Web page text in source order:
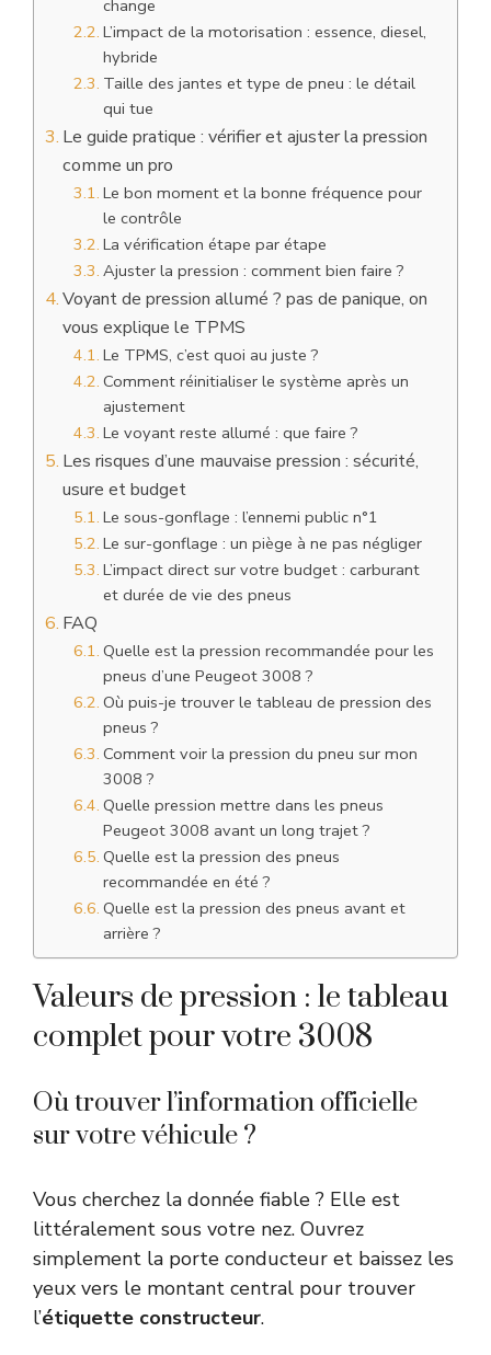
change
L’impact de la motorisation : essence, diesel,
hybride
Taille des jantes et type de pneu : le détail
qui tue
Le guide pratique : vérifier et ajuster la pression
comme un pro
Le bon moment et la bonne fréquence pour
le contrôle
La vérification étape par étape
Ajuster la pression : comment bien faire ?
Voyant de pression allumé ? pas de panique, on
vous explique le TPMS
Le TPMS, c’est quoi au juste ?
Comment réinitialiser le système après un
ajustement
Le voyant reste allumé : que faire ?
Les risques d’une mauvaise pression : sécurité,
usure et budget
Le sous-gonflage : l’ennemi public n°1
Le sur-gonflage : un piège à ne pas négliger
L’impact direct sur votre budget : carburant
et durée de vie des pneus
FAQ
Quelle est la pression recommandée pour les
pneus d’une Peugeot 3008 ?
Où puis-je trouver le tableau de pression des
pneus ?
Comment voir la pression du pneu sur mon
3008 ?
Quelle pression mettre dans les pneus
Peugeot 3008 avant un long trajet ?
Quelle est la pression des pneus
recommandée en été ?
Quelle est la pression des pneus avant et
arrière ?
Valeurs de pression : le tableau
complet pour votre 3008
Où trouver l’information officielle
sur votre véhicule ?
Vous cherchez la donnée fiable ? Elle est
littéralement sous votre nez. Ouvrez
simplement la porte conducteur et baissez les
yeux vers le montant central pour trouver
l’étiquette constructeur.